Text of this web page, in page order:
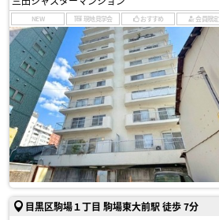
NEW 現地見学会 おすすめ 会員限定
目黒区駒場１丁目 駒場東大前駅 徒歩 7分